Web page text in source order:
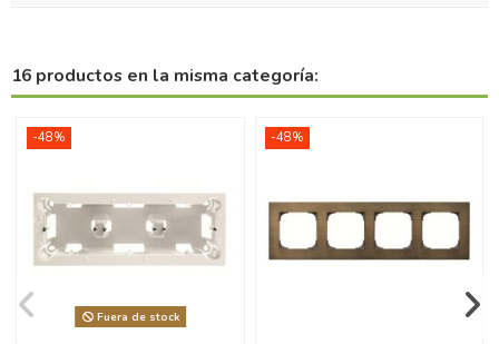
16 productos en la misma categoría:
-48%
Fuera de stock
-48%